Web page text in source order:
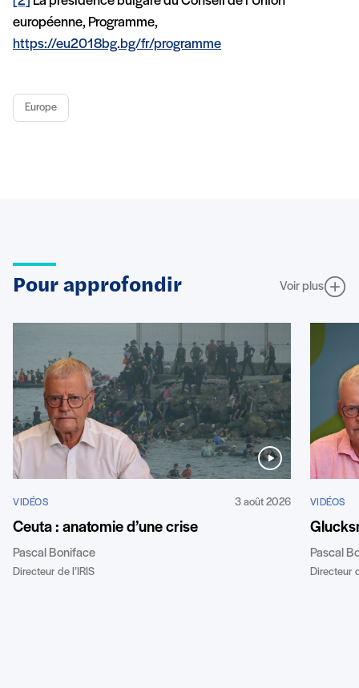
européenne, Programme,
https://eu2018bg.bg/fr/programme
Europe
Pour approfondir Voir plus
VIDÉOS 3 août 2026
Ceuta : anatomie d’une crise
Pascal Boniface
Directeur de l’IRIS
VIDÉOS
Pascal
Directeur